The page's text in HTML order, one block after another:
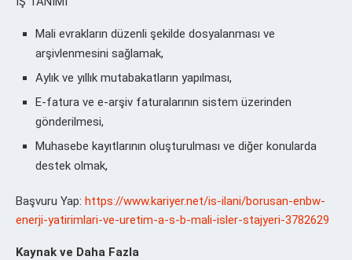
Mali evrakların düzenli şekilde dosyalanması ve
arşivlenmesini sağlamak,
Aylık ve yıllık mutabakatların yapılması,
E-fatura ve e-arşiv faturalarının sistem üzerinden
gönderilmesi,
Muhasebe kayıtlarının oluşturulması ve diğer konularda
destek olmak,
Başvuru Yap: https://www.kariyer.net/is-ilani/borusan-enbw-
enerji-yatirimlari-ve-uretim-a-s-b-mali-isler-stajyeri-3782629
Kaynak ve Daha Fazla